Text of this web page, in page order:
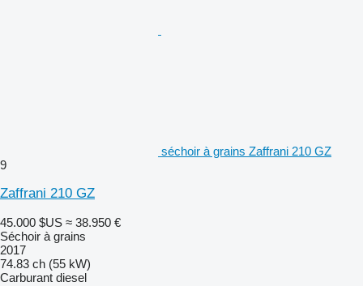
séchoir à grains Zaffrani 210 GZ
9
Zaffrani 210 GZ
45.000 $US ≈ 38.950 €
Séchoir à grains
2017
74.83 ch (55 kW)
Carburant diesel